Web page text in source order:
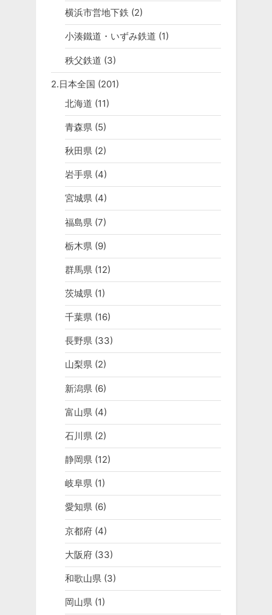
横浜市営地下鉄 (2)
小湊鐵道・いずみ鉄道 (1)
秩父鉄道 (3)
2.日本全国 (201)
北海道 (11)
青森県(5)
秋田県(2)
岩手県(4)
宮城県(4)
福島県 (7)
栃木県 (9)
群馬県(12)
茨城県(1)
千葉県(16)
長野県(33)
山梨県(2)
新潟県 (6)
富山県 (4)
石川県(2)
静岡県(12)
岐阜県(1)
愛知県(6)
京都府(4)
大阪府(33)
和歌山県(3)
岡山県(1)